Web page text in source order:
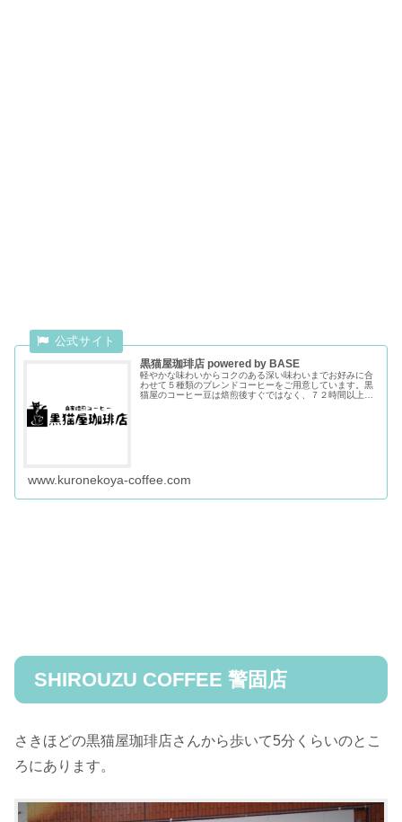
黒猫屋珈琲店 powered by BASE
軽やかな味わいからコクのある深い味わいまでお好みに合
わせて５種類のブレンドコーヒーをご用意しています。黒
猫屋のコーヒー豆は焙煎後すぐではなく、７２時間以上寝
www.kuronekoya-coffee.com
SHIROUZU COFFEE 警固店
さきほどの黒猫屋珈琲店さんから歩いて5分くらいのとこ
ろにあります。